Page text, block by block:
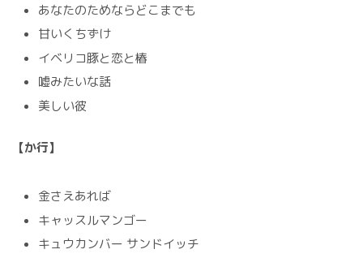
あなたのためならどこまでも
甘いくちずけ
イベリコ豚と恋と椿
嘘みたいな話
美しい彼
【か行】
金さえあれば
キャッスルマンゴー
キュウカンバー サンドイッチ